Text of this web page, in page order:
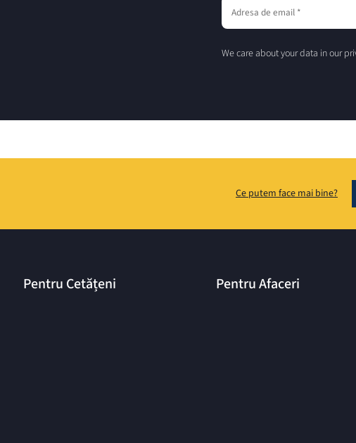
We care about your data in our
Ce putem face mai bine?
Pentru Cetățeni Pentru Afaceri